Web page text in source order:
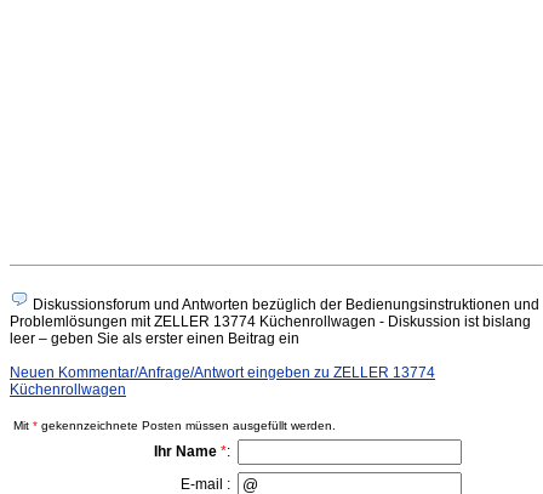
Diskussionsforum und Antworten bezüglich der Bedienungsinstruktionen und
Problemlösungen mit ZELLER 13774 Küchenrollwagen - Diskussion ist bislang
leer – geben Sie als erster einen Beitrag ein
Neuen Kommentar/Anfrage/Antwort eingeben zu ZELLER 13774
Küchenrollwagen
Mit * gekennzeichnete Posten müssen ausgefüllt werden.
Ihr Name *:
E-mail :